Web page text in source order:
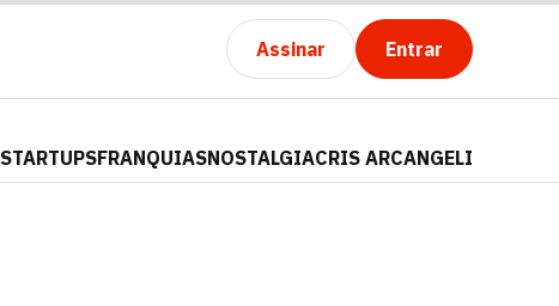
Assinar Entrar
STARTUPSFRANQUIASNOSTALGIACRIS ARCANGELI